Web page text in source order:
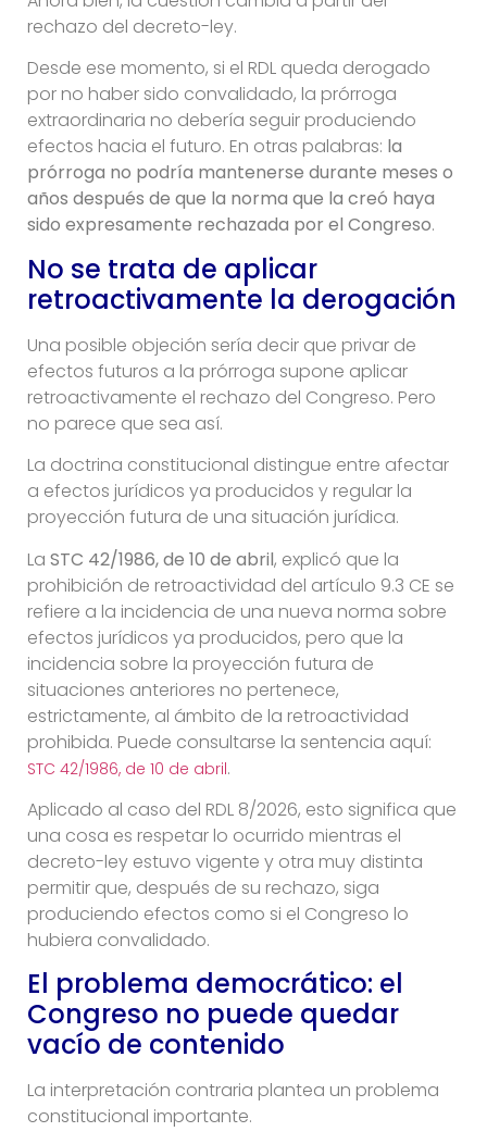
rechazo del decreto-ley.
Desde ese momento, si el RDL queda derogado
por no haber sido convalidado, la prórroga
extraordinaria no debería seguir produciendo
efectos hacia el futuro. En otras palabras: la
prórroga no podría mantenerse durante meses o
años después de que la norma que la creó haya
sido expresamente rechazada por el Congreso.
No se trata de aplicar
retroactivamente la derogación
Una posible objeción sería decir que privar de
efectos futuros a la prórroga supone aplicar
retroactivamente el rechazo del Congreso. Pero
no parece que sea así.
La doctrina constitucional distingue entre afectar
a efectos jurídicos ya producidos y regular la
proyección futura de una situación jurídica.
La STC 42/1986, de 10 de abril, explicó que la
prohibición de retroactividad del artículo 9.3 CE se
refiere a la incidencia de una nueva norma sobre
efectos jurídicos ya producidos, pero que la
incidencia sobre la proyección futura de
situaciones anteriores no pertenece,
estrictamente, al ámbito de la retroactividad
prohibida. Puede consultarse la sentencia aquí:
STC 42/1986, de 10 de abril.
Aplicado al caso del RDL 8/2026, esto significa que
una cosa es respetar lo ocurrido mientras el
decreto-ley estuvo vigente y otra muy distinta
permitir que, después de su rechazo, siga
produciendo efectos como si el Congreso lo
hubiera convalidado.
El problema democrático: el
Congreso no puede quedar
vacío de contenido
La interpretación contraria plantea un problema
constitucional importante.